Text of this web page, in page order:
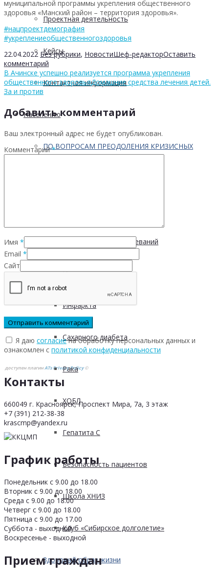
Проектная деятельность
Кейсы
Контактная информация
Населению
ПО ВОПРОСАМ ПРЕОДОЛЕНИЯ КРИЗИСНЫХ
Инфекционных заболеваний
Инсульта
Инфаркта
Сахарного диабета
Рака
ХОБЛ
Гепатита С
Безопасность пациентов
Школа ХНИЗ
Клуб «Сибирское долголетие»
Здоровый образ жизни
муниципальной программы укрепления общественного
здоровья «Манский район – территория здоровья».
#нацпроектдемография
#укреплениеобщественногоздоровья
22.04.2022 Без рубрики, НовостиШеф-редакторОставить
комментарий
В Ачинске успешно реализуется программа укрепления
общественного здоровьяДомашние средства лечения детей.
За и против
Добавить комментарий
Ваш электронный адрес не будет опубликован.
Комментарий*
Имя *
Email *
Сайт
Я даю согласиена обработку персональных данных и
ознакомлен с политикой конфиденциальности
доступен плагинATs Privacy Policy©
Контакты
660049 г. Красноярск, Проспект Мира, 7а, 3 этаж
+7 (391) 212-38-38
krascmp@yandex.ru
График работы
Понедельник с 9.00 до 18.00
Вторник с 9.00 до 18.00
Среда с 9.00 до 18.00
Четверг с 9.00 до 18.00
Пятница с 9.00 до 17.00
Суббота - выходной
Воскресенье - выходной
Прием граждан